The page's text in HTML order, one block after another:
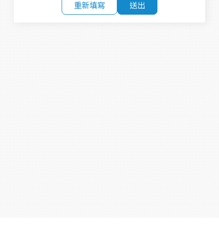
重新填寫 送出